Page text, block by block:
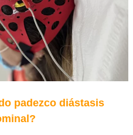
padezco diástasis